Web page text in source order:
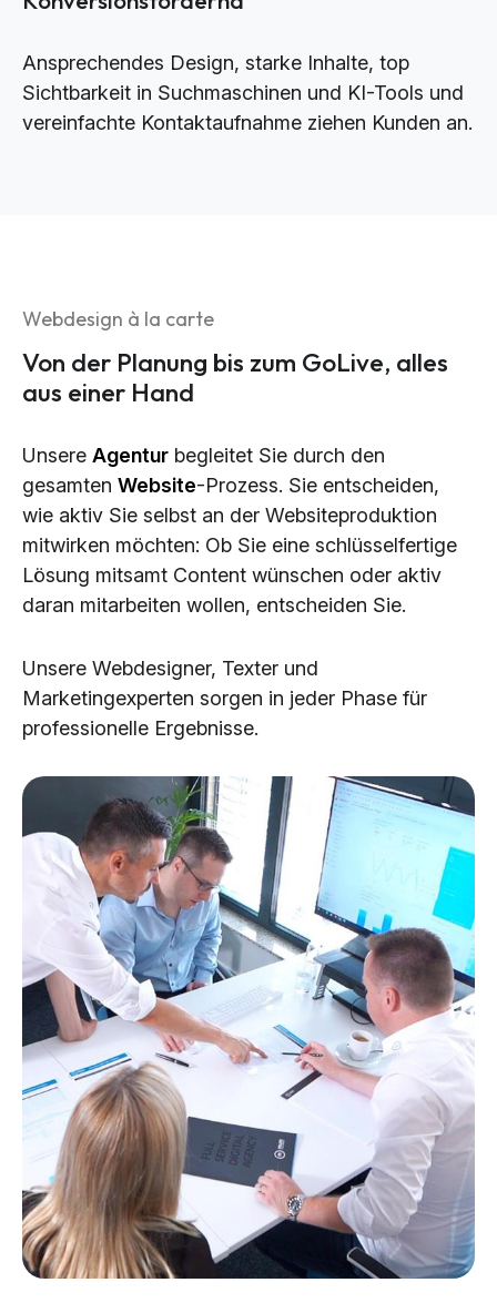
Ansprechendes Design, starke Inhalte, top
Sichtbarkeit in Suchmaschinen und KI-Tools und
vereinfachte Kontaktaufnahme ziehen Kunden an.
Webdesign à la carte
Von der Planung bis zum GoLive, alles
aus einer Hand
Unsere Agentur begleitet Sie durch den
gesamten Website-Prozess. Sie entscheiden,
wie aktiv Sie selbst an der Websiteproduktion
mitwirken möchten: Ob Sie eine schlüsselfertige
Lösung mitsamt Content wünschen oder aktiv
daran mitarbeiten wollen, entscheiden Sie.
Unsere Webdesigner, Texter und
Marketingexperten sorgen in jeder Phase für
professionelle Ergebnisse.